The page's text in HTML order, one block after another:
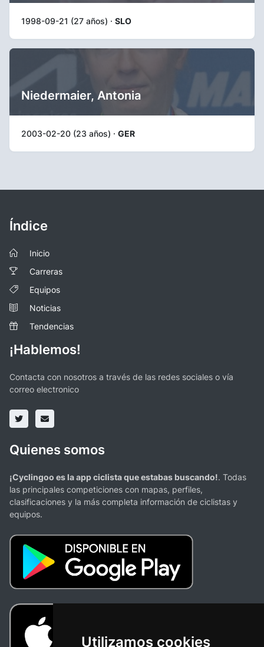
Utilizamos cookies
1998-09-21 (27 años) · SLO
Niedermaier, Antonia
2003-02-20 (23 años) · GER
Índice
Inicio
Carreras
Equipos
Noticias
Tendencias
¡Hablemos!
Contacta con nosotros a través de las redes sociales o vía
correo electronico
Quienes somos
¡Cyclingoo es la app ciclista que estabas buscando!. Todas
las principales competiciones con mapas, perfiles,
clasificaciones y la más completa información de ciclistas y
equipos.